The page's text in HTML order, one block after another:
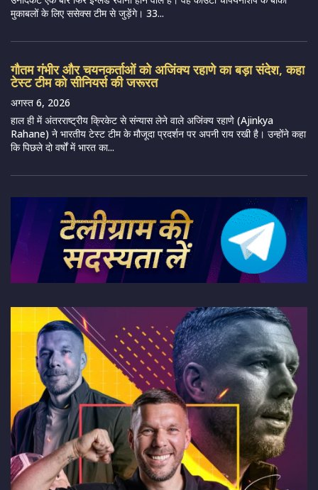
मुकाबलों के लिए ससेक्स टीम से जुड़ेंगे। 33...
गौतम गंभीर और चयनकर्ताओं को अजिंक्य रहाणे का बड़ा संदेश, कहा
टेस्ट टीम को सीनियर्स की जरूरत
अगस्त 6, 2026
हाल ही में अंतरराष्ट्रीय क्रिकेट से संन्यास लेने वाले अजिंक्य रहाणे (Ajinkya
Rahane) ने भारतीय टेस्ट टीम के मौजूदा प्रदर्शन पर अपनी राय रखी है। उन्होंने कहा
कि पिछले दो वर्षों में भारत का...